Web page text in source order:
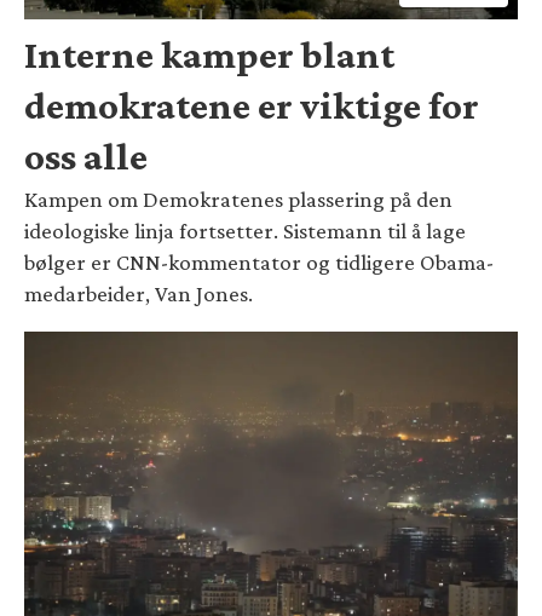
Interne kamper blant
demokratene er viktige for
oss alle
Kampen om Demokratenes plassering på den
ideologiske linja fortsetter. Sistemann til å lage
bølger er CNN-kommentator og tidligere Obama-
medarbeider, Van Jones.